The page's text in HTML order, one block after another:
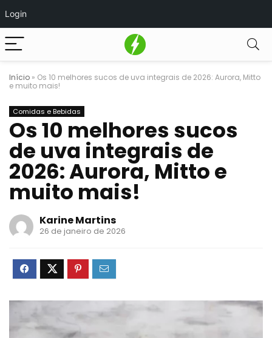
Login
Início » Os 10 melhores sucos de uva integrais de 2026: Aurora, Mitto
e muito mais!
Comidas e Bebidas
Os 10 melhores sucos
de uva integrais de
2026: Aurora, Mitto e
muito mais!
Karine Martins
26 de janeiro de 2026